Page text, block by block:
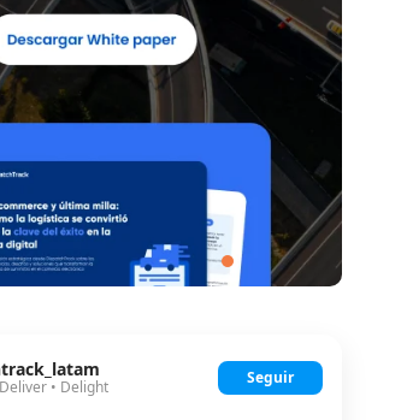
• Delight Seguir